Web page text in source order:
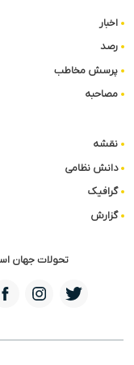
اخبار
رصد
پرسش مخاطب
مصاحبه
نقشه
دانش نظامی
گرافیک
گزارش
تحولات جهان